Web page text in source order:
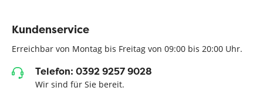
Kundenservice
Erreichbar von Montag bis Freitag von 09:00 bis 20:00 Uhr.
Telefon: 0392 9257 9028
Wir sind für Sie bereit.